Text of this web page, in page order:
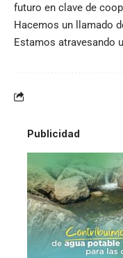
futuro en clave de
Hacemos un llamado
Estamos atravesando
Publicidad